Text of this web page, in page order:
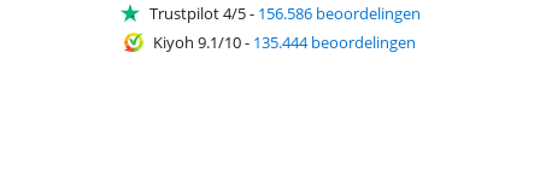
Trustpilot 4/5- 156.586 beoordelingen
Kiyoh 9.1/10- 135.444 beoordelingen